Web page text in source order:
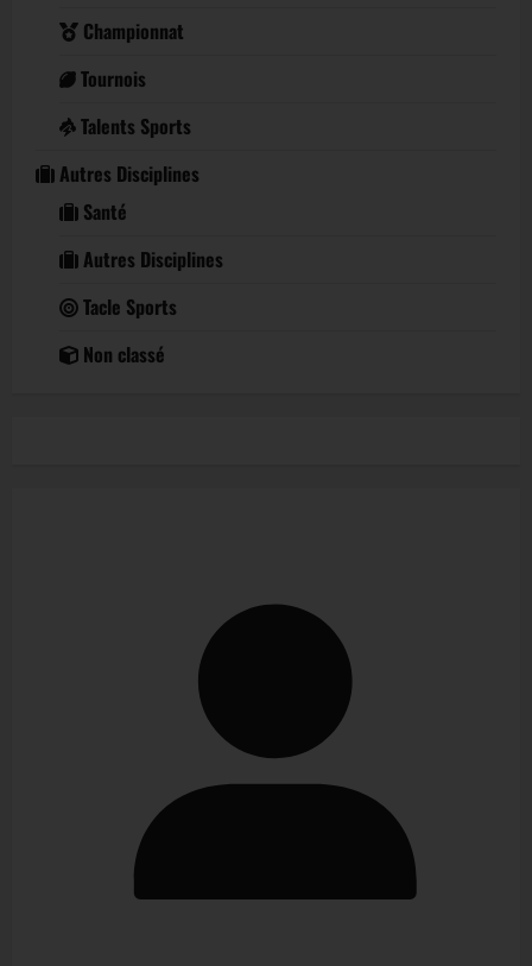
Championnat
Tournois
Talents Sports
Autres Disciplines
Santé
Autres Disciplines
Tacle Sports
Non classé